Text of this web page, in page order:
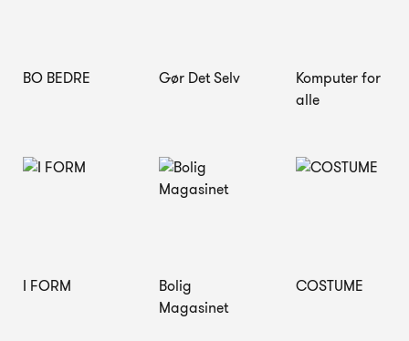
BO BEDRE Gør Det Selv
Komputer for
alle
I FORM
Bolig
Magasinet
COSTUME